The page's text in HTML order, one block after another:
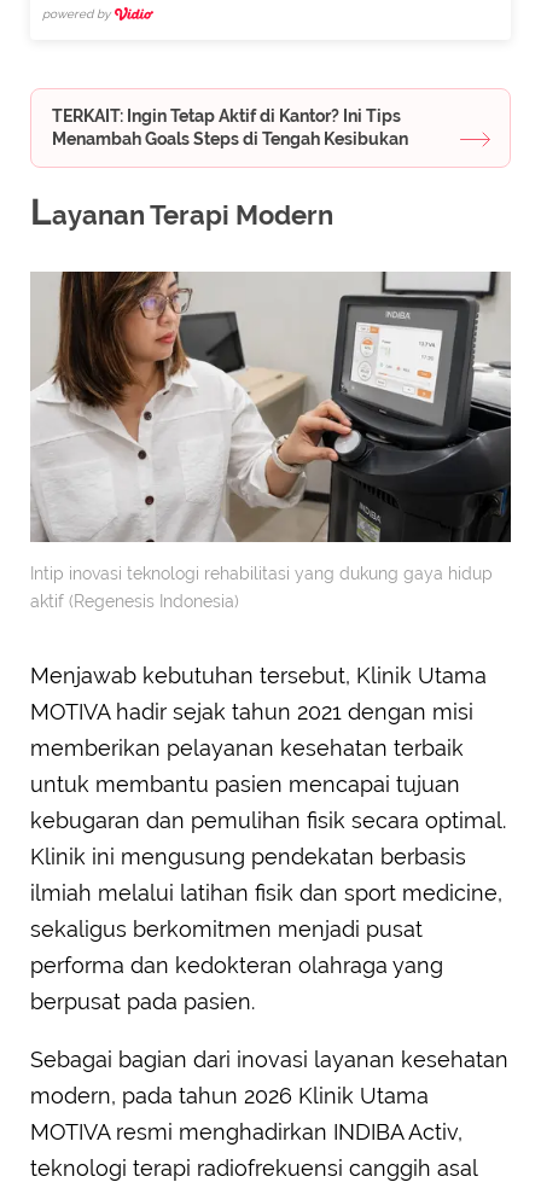
powered by
TERKAIT: Ingin Tetap Aktif di Kantor? Ini Tips
Menambah Goals Steps di Tengah Kesibukan
Layanan Terapi Modern
Intip inovasi teknologi rehabilitasi yang dukung gaya hidup
aktif (Regenesis Indonesia)
Menjawab kebutuhan tersebut, Klinik Utama
MOTIVA hadir sejak tahun 2021 dengan misi
memberikan pelayanan kesehatan terbaik
untuk membantu pasien mencapai tujuan
kebugaran dan pemulihan fisik secara optimal.
Klinik ini mengusung pendekatan berbasis
ilmiah melalui latihan fisik dan sport medicine,
sekaligus berkomitmen menjadi pusat
performa dan kedokteran olahraga yang
berpusat pada pasien.
Sebagai bagian dari inovasi layanan kesehatan
modern, pada tahun 2026 Klinik Utama
MOTIVA resmi menghadirkan INDIBA Activ,
teknologi terapi radiofrekuensi canggih asal